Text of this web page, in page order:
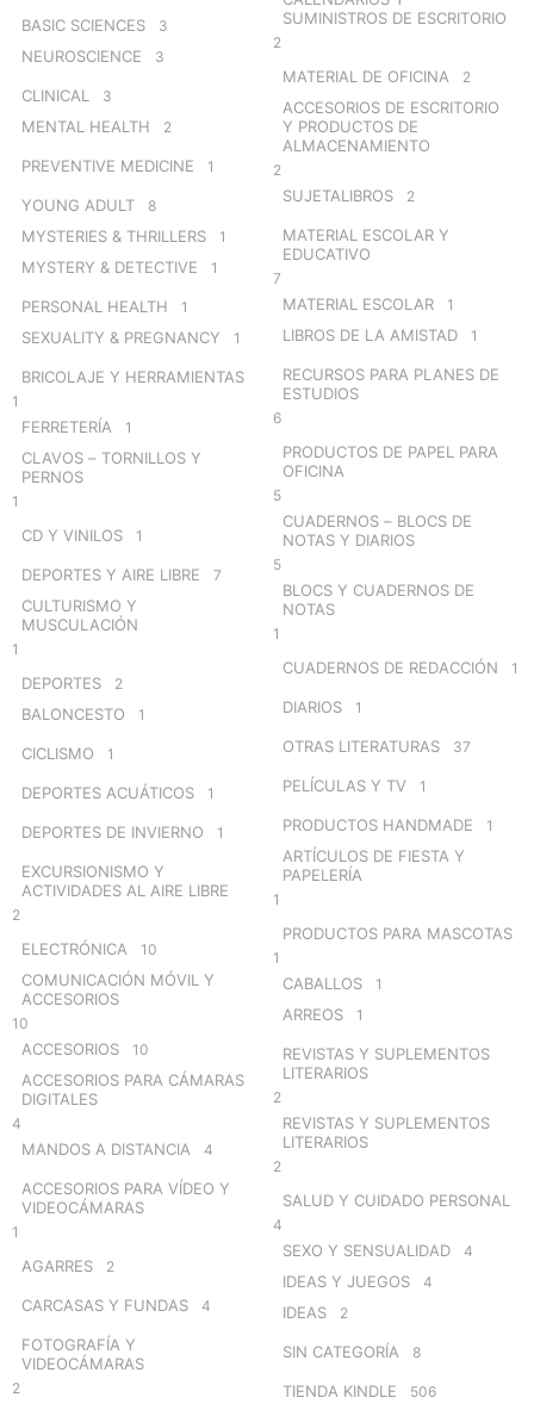
BASIC SCIENCES 3
NEUROSCIENCE 3
CLINICAL 3
MENTAL HEALTH 2
PREVENTIVE MEDICINE 1
YOUNG ADULT 8
MYSTERIES & THRILLERS 1
MYSTERY & DETECTIVE 1
PERSONAL HEALTH 1
SEXUALITY & PREGNANCY 1
BRICOLAJE Y HERRAMIENTAS
1
FERRETERÍA 1
CLAVOS – TORNILLOS Y
PERNOS
1
CD Y VINILOS 1
DEPORTES Y AIRE LIBRE 7
CULTURISMO Y
MUSCULACIÓN
1
DEPORTES 2
BALONCESTO 1
CICLISMO 1
DEPORTES ACUÁTICOS 1
DEPORTES DE INVIERNO 1
EXCURSIONISMO Y
ACTIVIDADES AL AIRE LIBRE
2
ELECTRÓNICA 10
COMUNICACIÓN MÓVIL Y
ACCESORIOS
10
ACCESORIOS 10
ACCESORIOS PARA CÁMARAS
DIGITALES
4
MANDOS A DISTANCIA 4
ACCESORIOS PARA VÍDEO Y
VIDEOCÁMARAS
1
AGARRES 2
CARCASAS Y FUNDAS 4
FOTOGRAFÍA Y
VIDEOCÁMARAS
2
SUMINISTROS DE ESCRITORIO
2
MATERIAL DE OFICINA 2
ACCESORIOS DE ESCRITORIO
Y PRODUCTOS DE
ALMACENAMIENTO
2
SUJETALIBROS 2
MATERIAL ESCOLAR Y
EDUCATIVO
7
MATERIAL ESCOLAR 1
LIBROS DE LA AMISTAD 1
RECURSOS PARA PLANES DE
ESTUDIOS
6
PRODUCTOS DE PAPEL PARA
OFICINA
5
CUADERNOS – BLOCS DE
NOTAS Y DIARIOS
5
BLOCS Y CUADERNOS DE
NOTAS
1
CUADERNOS DE REDACCIÓN 1
DIARIOS 1
OTRAS LITERATURAS 37
PELÍCULAS Y TV 1
PRODUCTOS HANDMADE 1
ARTÍCULOS DE FIESTA Y
PAPELERÍA
1
PRODUCTOS PARA MASCOTAS
1
CABALLOS 1
ARREOS 1
REVISTAS Y SUPLEMENTOS
LITERARIOS
2
REVISTAS Y SUPLEMENTOS
LITERARIOS
2
SALUD Y CUIDADO PERSONAL
4
SEXO Y SENSUALIDAD 4
IDEAS Y JUEGOS 4
IDEAS 2
SIN CATEGORÍA 8
TIENDA KINDLE 506